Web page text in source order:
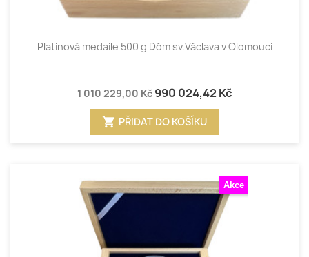
Platinová medaile 500 g Dóm sv.Václava v Olomouci
1 010 229,00 Kč 990 024,42 Kč
shopping_cart PŘIDAT DO KOŠÍKU
Akce